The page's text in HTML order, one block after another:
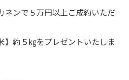
ネンで５万円以上ご成約いただ
】約５㎏をプレゼントいたしま